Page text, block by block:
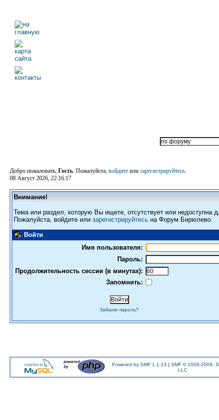
Добро пожаловать, Гость. Пожалуйста, войдите или зарегистрируйтесь.
08 Август 2026, 22:16:17
Внимание!
Тема или раздел, которую Вы ищете, отсутствует или недоступна
Пожалуйста, войдите или зарегистрируйтесь на Форум Бирюлево.
Войти
Имя пользователя:
Пароль:
Продолжительность сессии (в минутах):
Запомнить:
Забыли пароль?
Powered by SMF 1.1.13 | SMF © 2006-2009,
LLC